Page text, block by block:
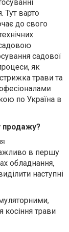
Тут варто
до свого
садової
як
трави та
по Україна в
продажу?
в першу
обладнання,
наступні
трави